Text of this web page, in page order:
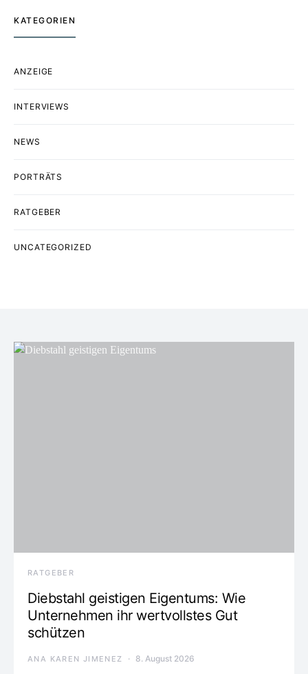
KATEGORIEN
ANZEIGE
INTERVIEWS
NEWS
PORTRÄTS
RATGEBER
UNCATEGORIZED
RATGEBER
Diebstahl geistigen Eigentums: Wie
Unternehmen ihr wertvollstes Gut
schützen
ANA KAREN JIMENEZ 8. August 2026